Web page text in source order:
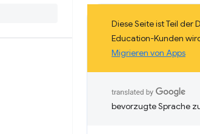
Diese Seite ist Teil
Education-Kunden
Migrieren von Apps
bevorzugte Sprache